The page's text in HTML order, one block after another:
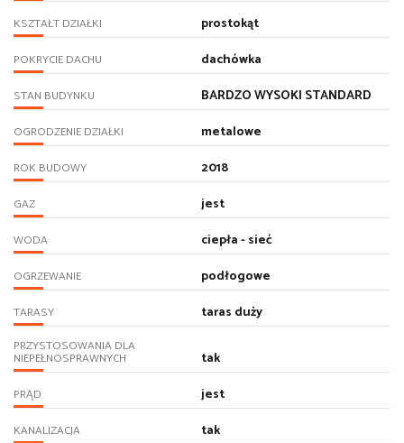
KSZTAŁT DZIAŁKI prostokąt
POKRYCIE DACHU dachówka
STAN BUDYNKU BARDZO WYSOKI STANDARD
OGRODZENIE DZIAŁKI metalowe
ROK BUDOWY 2018
GAZ jest
WODA ciepła - sieć
OGRZEWANIE podłogowe
TARASY taras duży
PRZYSTOSOWANIA DLA
NIEPEŁNOSPRAWNYCH tak
PRĄD jest
KANALIZACJA tak